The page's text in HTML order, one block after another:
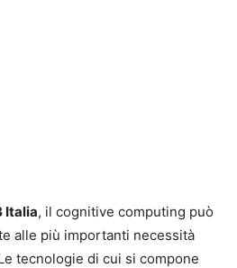
Italia, il cognitive computing può
alle più importanti necessità
tecnologie di cui si compone